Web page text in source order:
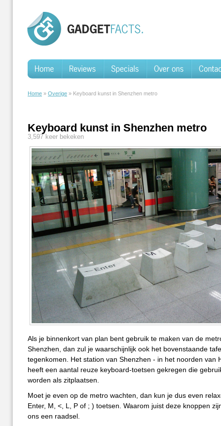
Home » Overige » Keyboard kunst in Shenzhen metro
Keyboard kunst in Shenzhen metro
3,597 keer bekeken
Als je binnenkort van plan bent gebruik te maken van de
Shenzhen, dan zul je waarschijnlijk ook het bovenstaande
tegenkomen. Het station van Shenzhen - in het noorden van
heeft een aantal reuze keyboard-toetsen gekregen die
worden als zitplaatsen.
Moet je even op de metro wachten, dan kun je dus even
Enter, M, <, L, P of ; ) toetsen. Waarom juist deze knoppen
ons een raadsel.